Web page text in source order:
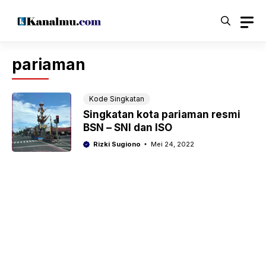
pariaman
Kode Singkatan
Singkatan kota pariaman resmi
BSN – SNI dan ISO
Rizki Sugiono Mei 24, 2022